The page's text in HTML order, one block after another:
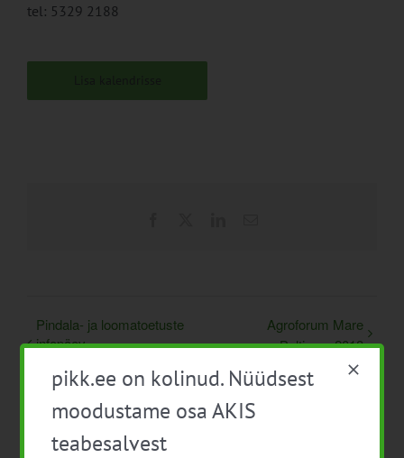
tel: 5329 2188
Pindala- ja loomatoetuste
infopäev
Agroforum Mare
Balticum 2018
pikk.ee on kolinud. Nüüdsest
moodustame osa AKIS
teabesalvest